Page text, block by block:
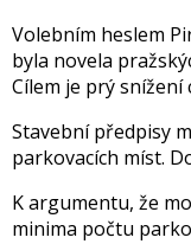
Volebním heslem
byla novela
Cílem je prý
Stavební předpisy
parkovacích míst.
K argumentu, že
minima počtu